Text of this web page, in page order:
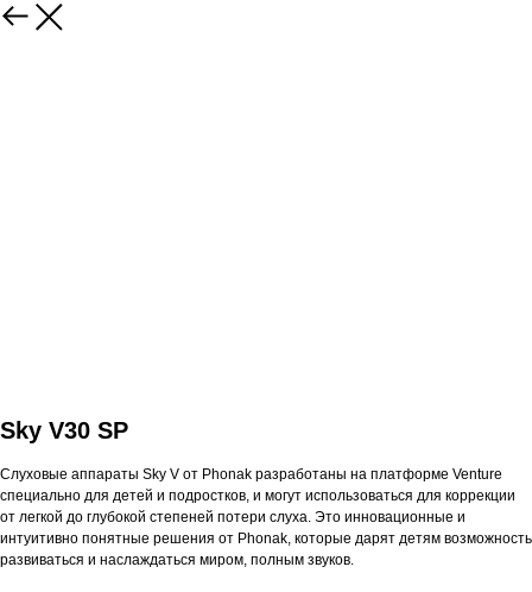
Sky V30 SP
Слуховые аппараты Sky V от Phonak разработаны на платформе Venture
специально для детей и подростков, и могут использоваться для коррекции
от легкой до глубокой степеней потери слуха. Это инновационные и
интуитивно понятные решения от Phonak, которые дарят детям возможность
развиваться и наслаждаться миром, полным звуков.